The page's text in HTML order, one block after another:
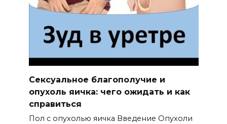
Сексуальное благополучие и
опухоль яичка: чего ожидать и как
справиться
Пол с опухолью яичка Введение Опухоли